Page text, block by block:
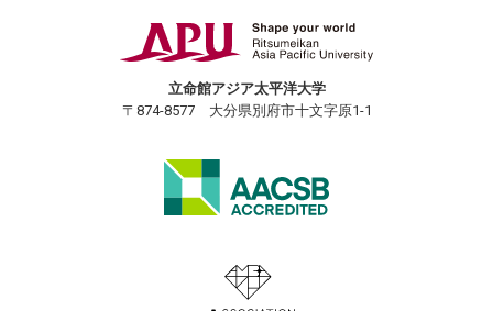
立命館アジア太平洋大学
〒874-8577 大分県別府市十文字原1-1